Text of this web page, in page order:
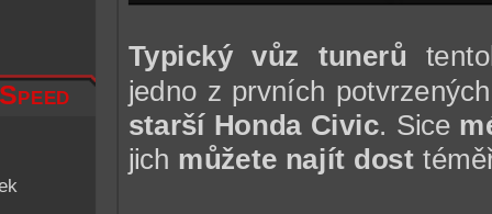
Typický vůz tunerů
jedno z prvních
starší Honda Civic. Sice
jich můžete najít dost